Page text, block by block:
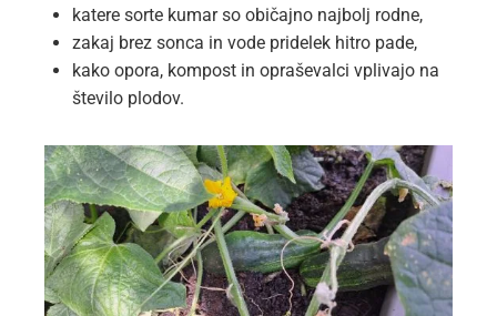
katere sorte kumar so običajno najbolj rodne,
zakaj brez sonca in vode pridelek hitro pade,
kako opora, kompost in opraševalci vplivajo na
število plodov.